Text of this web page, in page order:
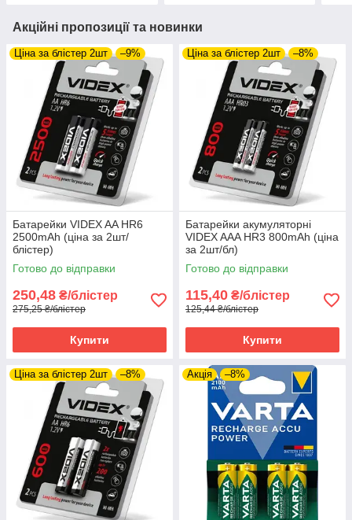
Акційні пропозиції та новинки
Ціна за блістер 2шт –9%
Батарейки VIDEX AA HR6
2500mAh (ціна за 2шт/
блістер)
Готово до відправки
250,48 ₴/блістер
275,25 ₴/блістер
Купити
Ціна за блістер 2шт –8%
Батарейки акумуляторні
VIDEX AАA HR3 800mAh (ціна
за 2шт/бл)
Готово до відправки
115,40 ₴/блістер
125,44 ₴/блістер
Купити
Ціна за блістер 2шт –8% Акція –8%